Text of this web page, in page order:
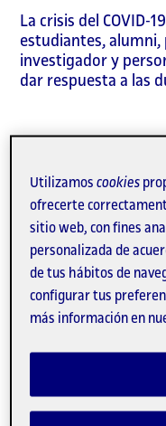
La crisis del COVID-
estudiantes, alumni,
investigador y
dar respuesta a las
Para los
Pruebas de
del curso 2020-
¿Cómo son las
¿Debo pedir cita
en sedes y
¿Puedes
Utilizamoscookies
ofrecerte
sitio web, con fines
personalizada de
de tus hábitos de
configurar tus
más información en